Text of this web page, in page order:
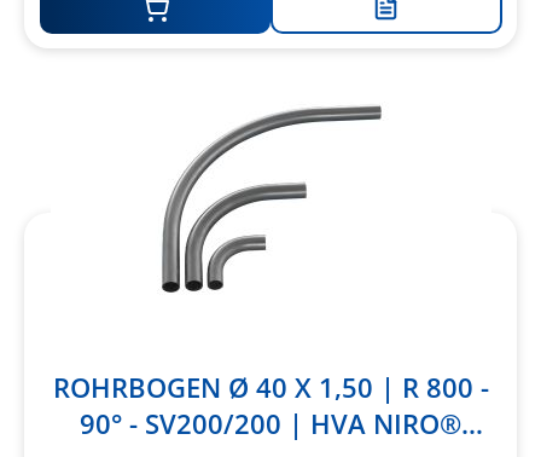
Zur
ROHRBOGEN Ø 40 X 1,50 | R 800 -
90° - SV200/200 | HVA NIRO®